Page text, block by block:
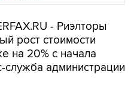
- Риэлторы
рост стоимости
на 20% с начала
администрации